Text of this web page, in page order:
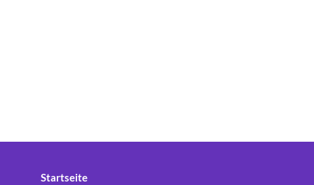
Startseite